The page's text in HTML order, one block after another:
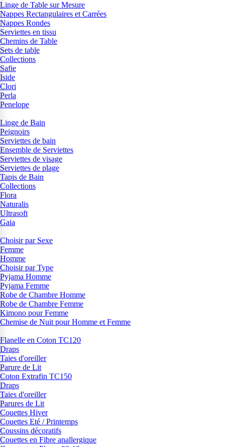
Linge de Table sur Mesure
Nappes Rectangulaires et Carrées
Nappes Rondes
Serviettes en tissu
Chemins de Table
Sets de table
Collections
Safie
Iside
Clori
Perla
Penelope
Linge de Bain
Peignoirs
Serviettes de bain
Ensemble de Serviettes
Serviettes de visage
Serviettes de plage
Tapis de Bain
Collections
Flora
Naturalis
Ultrasoft
Gaia
Choisir par Sexe
Femme
Homme
Choisir par Type
Pyjama Homme
Pyjama Femme
Robe de Chambre Homme
Robe de Chambre Femme
Kimono pour Femme
Chemise de Nuit pour Homme et Femme
Flanelle en Coton TC120
Draps
Taies d'oreiller
Parure de Lit
Coton Extrafin TC150
Draps
Taies d'oreiller
Parures de Lit
Couettes Hiver
Couettes Eté / Printemps
Coussins décoratifs
Couettes en Fibre anallergique